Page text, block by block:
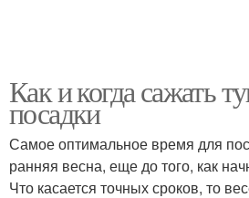
Как и когда сажать
посадки
Самое оптимальное время для
ранняя весна, еще до того, как
Что касается точных сроков, то